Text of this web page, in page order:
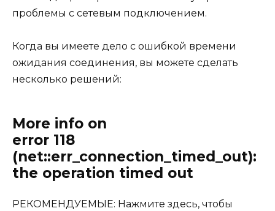
проблемы с сетевым подключением.
Когда вы имеете дело с ошибкой времени
ожидания соединения, вы можете сделать
несколько решений:
More info on
error 118
(net::err_connection_timed_out):
the operation timed out
РЕКОМЕНДУЕМЫЕ: Нажмите здесь, чтобы